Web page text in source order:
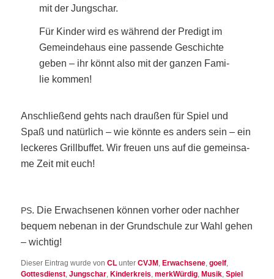
mit der Jungschar.
Für Kin­der wird es wäh­rend der Pre­digt im
Gemein­de­haus eine pas­sen­de Geschich­te
geben – ihr könnt also mit der gan­zen Fami­
lie kommen!
Anschlie­ßend gehts nach drau­ßen für Spiel und
Spaß und natür­lich – wie könn­te es anders sein – ein
lecke­res Grill­buf­fet. Wir freu­en uns auf die gemein­sa­
me Zeit mit euch!
PS. Die Erwach­se­nen kön­nen vor­her oder nach­her
bequem neben­an in der Grund­schu­le zur Wahl gehen
– wichtig!
Dieser Eintrag wurde vonCL unterCVJM , Erwachsene,goelf,
Gottesdienst,Jungschar, Kinderkreis,merkWürdig, Musik,Spiel